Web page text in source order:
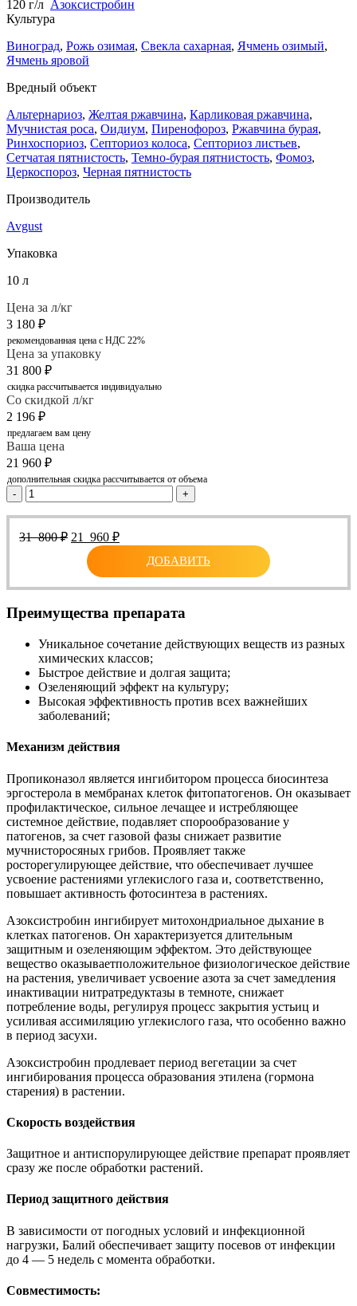
120 г/л Азоксистробин
Культура
Виноград, Рожь озимая, Свекла сахарная, Ячмень озимый,
Ячмень яровой
Вредный объект
Альтернариоз, Желтая ржавчина, Карликовая ржавчина,
Мучнистая роса, Оидиум, Пиренофороз, Ржавчина бурая,
Ринхоспориоз, Септориоз колоса, Септориоз листьев,
Сетчатая пятнистость, Темно-бурая пятнистость, Фомоз,
Церкоспороз, Черная пятнистость
Производитель
Avgust
Упаковка
10 л
Цена за л/кг
3 180 ₽
рекомендованная цена с НДС 22%
Цена за упаковку
31 800 ₽
скидка рассчитывается индивидуально
Со скидкой л/кг
2 196 ₽
предлагаем вам цену
Ваша цена
21 960 ₽
дополнительная скидка рассчитывается от объема
- +
31 800₽ Первоначальная
цена
составляла
800 ₽.
21 960 ₽Текущая
цена:
960 ₽.
ДОБАВИТЬ
Преимущества препарата
Уникальное сочетание действующих веществ из разных
химических классов;
Быстрое действие и долгая защита;
Озеленяющий эффект на культуру;
Высокая эффективность против всех важнейших
заболеваний;
Механизм действия
Пропиконазол является ингибитором процесса биосинтеза
эргостерола в мембранах клеток фитопатогенов. Он оказывает
профилактическое, сильное лечащее и истребляющее
системное действие, подавляет спорообразование у
патогенов, за счет газовой фазы снижает развитие
мучнисторосяных грибов. Проявляет также
росторегулирующее действие, что обеспечивает лучшее
усвоение растениями углекислого газа и, соответственно,
повышает активность фотосинтеза в растениях.
Азоксистробин ингибирует митохондриальное дыхание в
клетках патогенов. Он характеризуется длительным
защитным и озеленяющим эффектом. Это действующее
вещество оказываетположительное физиологическое действие
на растения, увеличивает усвоение азота за счет замедления
инактивации нитратредуктазы в темноте, снижает
потребление воды, регулируя процесс закрытия устьиц и
усиливая ассимиляцию углекислого газа, что особенно важно
в период засухи.
Азоксистробин продлевает период вегетации за счет
ингибирования процесса образования этилена (гормона
старения) в растении.
Скорость воздействия
Защитное и антиспорулирующее действие препарат проявляет
сразу же после обработки растений.
Период защитного действия
В зависимости от погодных условий и инфекционной
нагрузки, Балий обеспечивает защиту посевов от инфекции
до 4 — 5 недель с момента обработки.
Совместимость: